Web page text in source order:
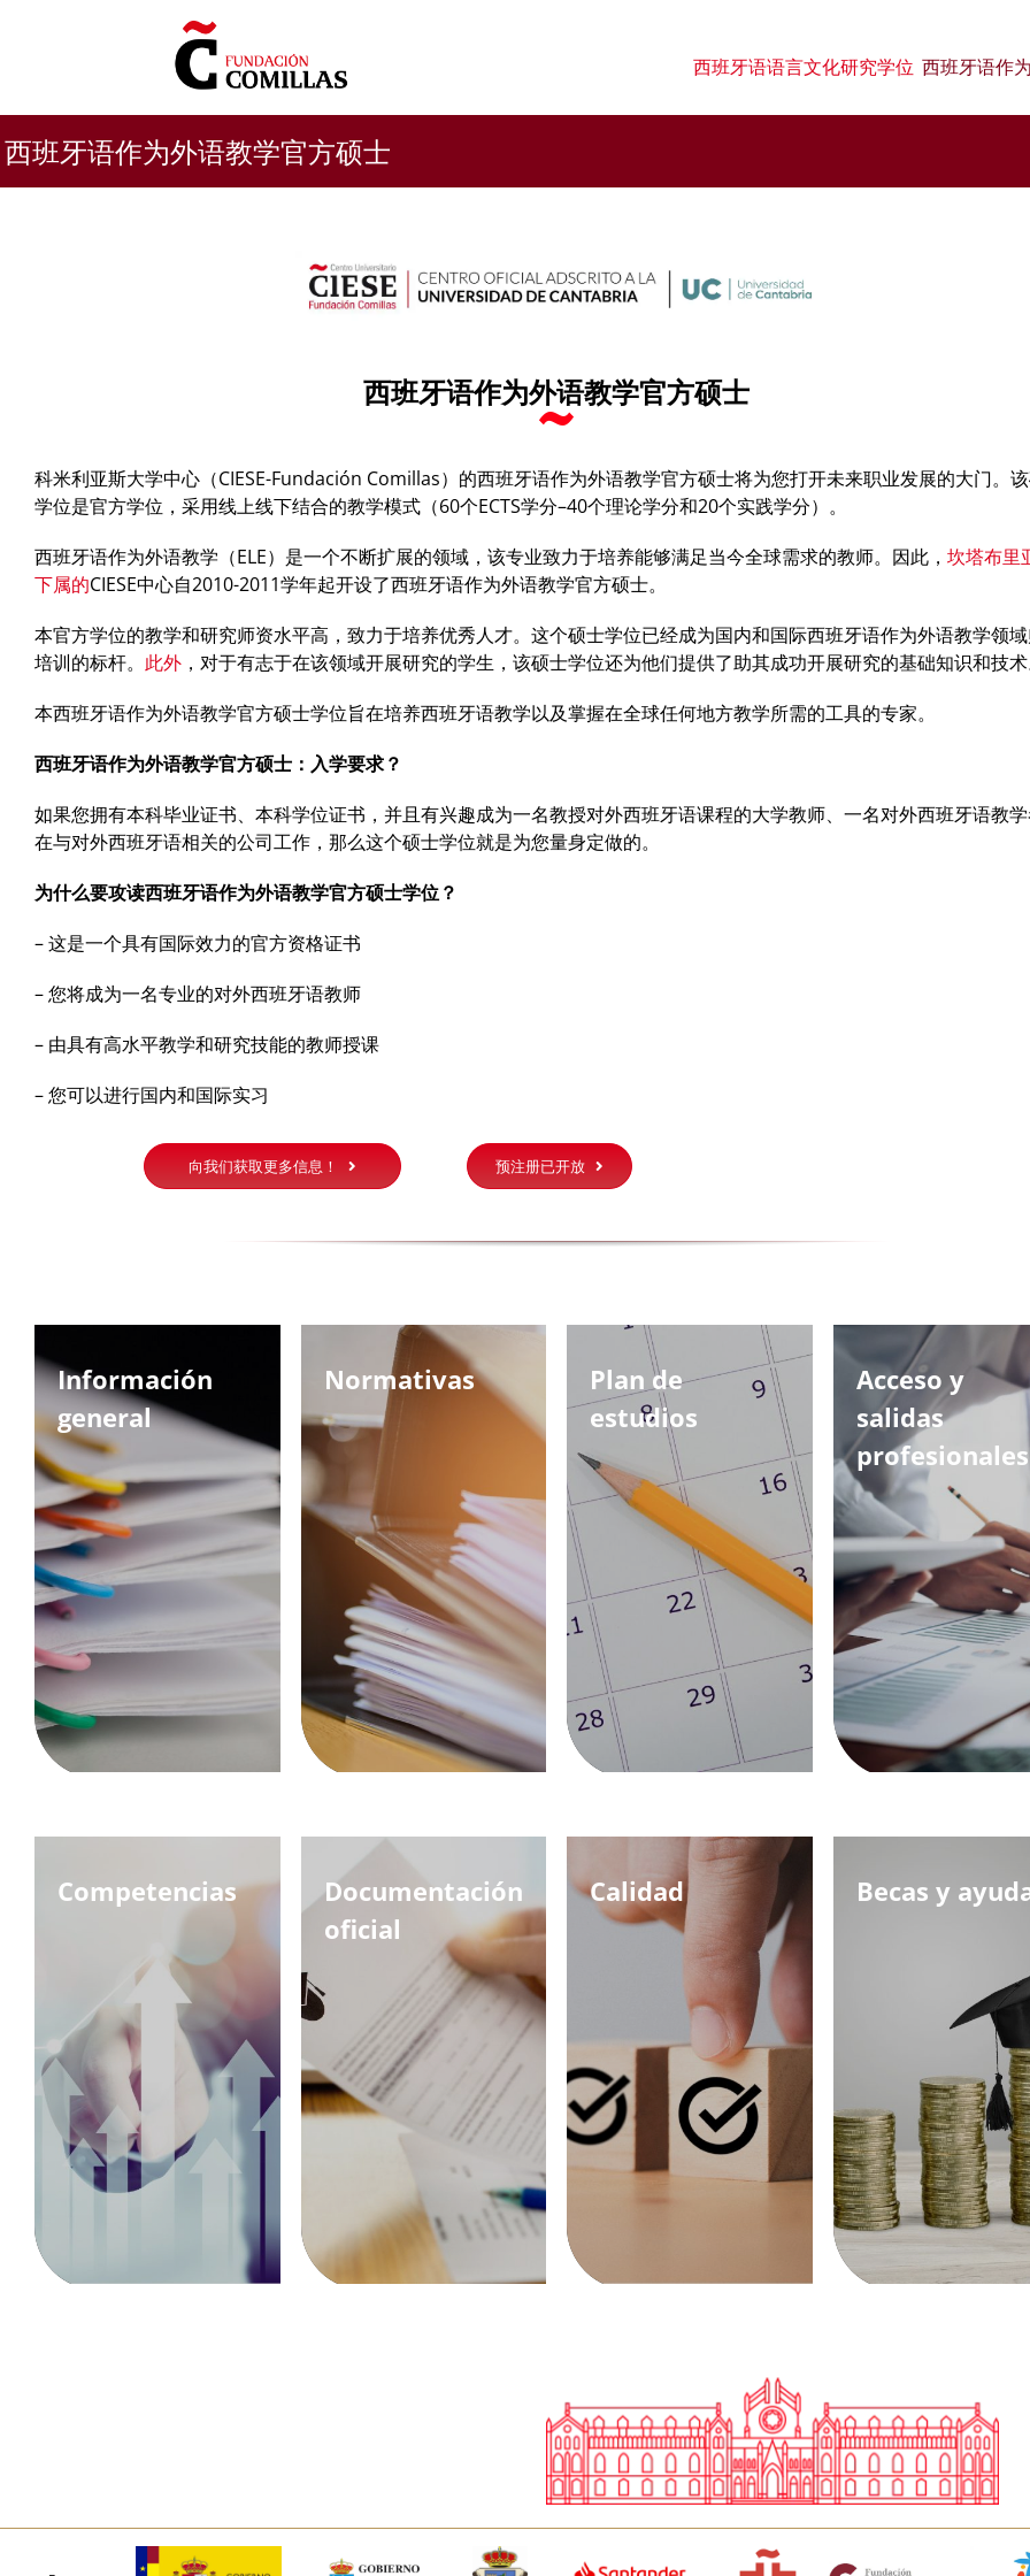
西班牙语语言文化研究学位 西班牙语作
西班牙语作为外语教学官方硕士
西班牙语作为外语教学官方硕士
科米利亚斯大学中心（CIESE-Fundación Comillas）的西班牙语作为外语教学官方硕士将为您打开未来职业发展的大门。
学位是官方学位，采用线上线下结合的教学模式（60个ECTS学分–40个理论学分和20个实践学分）。
西班牙语作为外语教学（ELE）是一个不断扩展的领域，该专业致力于培养能够满足当今全球需求的教师。因此， 坎塔布里
下属的CIESE中心自2010-2011学年起开设了西班牙语作为外语教学官方硕士。
本官方学位的教学和研究师资水平高，致力于培养优秀人才。这个硕士学位已经成为国内和国际西班牙语作为外语教学领
培训的标杆。 此外，对于有志于在该领域开展研究的学生，该硕士学位还为他们提供了助其成功开展研究的基础知识和技
本西班牙语作为外语教学官方硕士学位旨在培养西班牙语教学以及掌握在全球任何地方教学所需的工具的专家。
西班牙语作为外语教学官方硕士：入学要求？
如果您拥有本科毕业证书、本科学位证书，并且有兴趣成为一名教授对外西班牙语课程的大学教师、一名对外西班牙语教
在与对外西班牙语相关的公司工作，那么这个硕士学位就是为您量身定做的。
为什么要攻读西班牙语作为外语教学官方硕士学位？
– 这是一个具有国际效力的官方资格证书
– 您将成为一名专业的对外西班牙语教师
– 由具有高水平教学和研究技能的教师授课
– 您可以进行国内和国际实习
向我们获取更多信息！ 预注册已开放
Información
general
Normativas
Plan de
estudios
Acceso y
salidas
profesionales
Competencias
Documentación
oficial
Calidad Becas y